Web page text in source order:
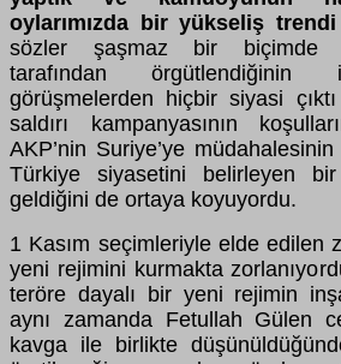
oylarımızda bir yükseliş trendi
sözler şaşmaz bir biçimde
tarafından örgütlendiğinin
görüşmelerden hiçbir siyasi
saldırı kampanyasının
AKP’nin Suriye’ye
Türkiye siyasetini belirleyen
geldiğini de ortaya koyuyordu.
1 Kasım seçimleriyle elde edilen
yeni rejimini kurmakta
teröre dayalı bir yeni rejimin
aynı zamanda Fetullah Gülen
kavga ile birlikte